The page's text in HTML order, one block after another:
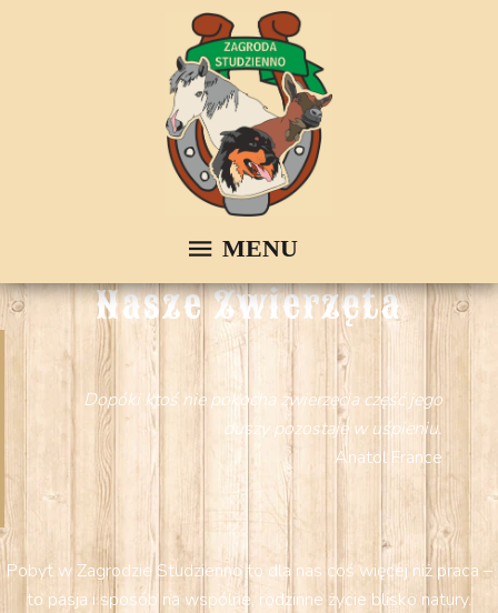
Nasze Zwierzęta
Dopóki ktoś nie pokocha zwierzęcia część jego
duszy pozostaje w uśpieniu.
Anatol France
Pobyt w Zagrodzie Studzienno to dla nas coś więcej niż praca –
to pasja i sposób na wspólne, rodzinne życie blisko natury.